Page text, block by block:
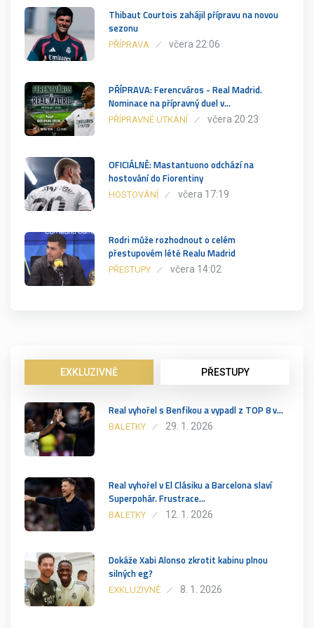
Thibaut Courtois zahájil přípravu na novou
sezonu
PŘÍPRAVA včera 22:06
PŘÍPRAVA: Ferencváros - Real Madrid.
Nominace na přípravný duel v…
PŘÍPRAVNÉ UTKÁNÍ včera 20:23
OFICIÁLNĚ: Mastantuono odchází na
hostování do Fiorentiny
HOSTOVÁNÍ včera 17:19
Rodri může rozhodnout o celém
přestupovém létě Realu Madrid
PŘESTUPY včera 14:02
EXKLUZIVNĚ PŘESTUPY
Real vyhořel s Benfikou a vypadl z TOP 8 v…
BALETKY 29. 1. 2026
Real vyhořel v El Clásiku a Barcelona slaví
Superpohár. Frustrace…
BALETKY 12. 1. 2026
Dokáže Xabi Alonso zkrotit kabinu plnou
silných eg?
EXKLUZIVNĚ 8. 1. 2026